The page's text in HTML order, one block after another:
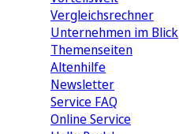
Vergleichsrechner
Unternehmen im Blick
Themenseiten
Altenhilfe
Newsletter
Service FAQ
Online Service